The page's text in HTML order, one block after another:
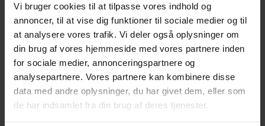
Vi bruger cookies til at tilpasse vores indhold og
annoncer, til at vise dig funktioner til sociale medier og til
at analysere vores trafik. Vi deler også oplysninger om
din brug af vores hjemmeside med vores partnere inden
for sociale medier, annonceringspartnere og
analysepartnere. Vores partnere kan kombinere disse
data med andre oplysninger, du har givet dem, eller som
de har indsamlet fra din brug af deres tjenester.
Betalingsmuligheder
Sikker Og Tryg E-Handel